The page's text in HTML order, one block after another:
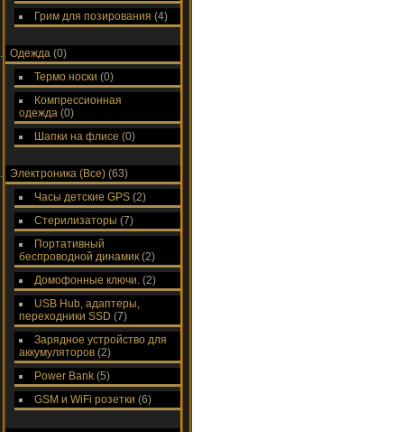
Грим для позирования (4)
Одежда (0)
Термо носки (0)
Компрессионная
одежда (0)
Шапки на флисе (0)
Электроника (Все) (63)
Часы детские GPS (2)
Стерилизаторы (7)
Портативный
беспроводной динамик (2)
Домофонные ключи. (2)
USB Hub, адаптеры,
переходники SSD (7)
Зарядное устройство для
аккумуляторов (2)
Power Bank (5)
GSM и WiFi розетки (6)